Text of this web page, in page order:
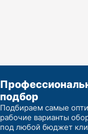
подбор
Подбираем самые
рабочие варианты
под любой бюджет